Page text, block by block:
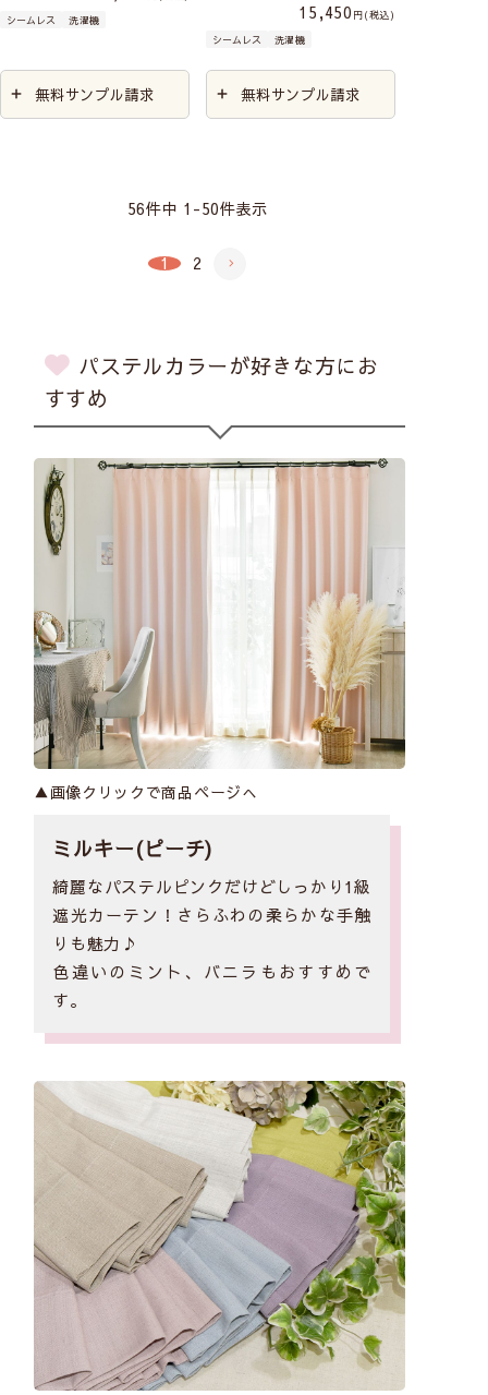
シームレス
洗濯機
無料サンプル請求
15,450
税込
シームレス
洗濯機
無料サンプル請求
56件中 1 -50件表示
1 2
パステルカラーが好きな方にお
すすめ
▲画像クリックで商品ページへ
ミルキー(ピーチ)
綺麗なパステルピンクだけどしっかり1級
遮光カーテン！さらふわの柔らかな手触
りも魅力♪
色違いのミント、バニラもおすすめで
す。